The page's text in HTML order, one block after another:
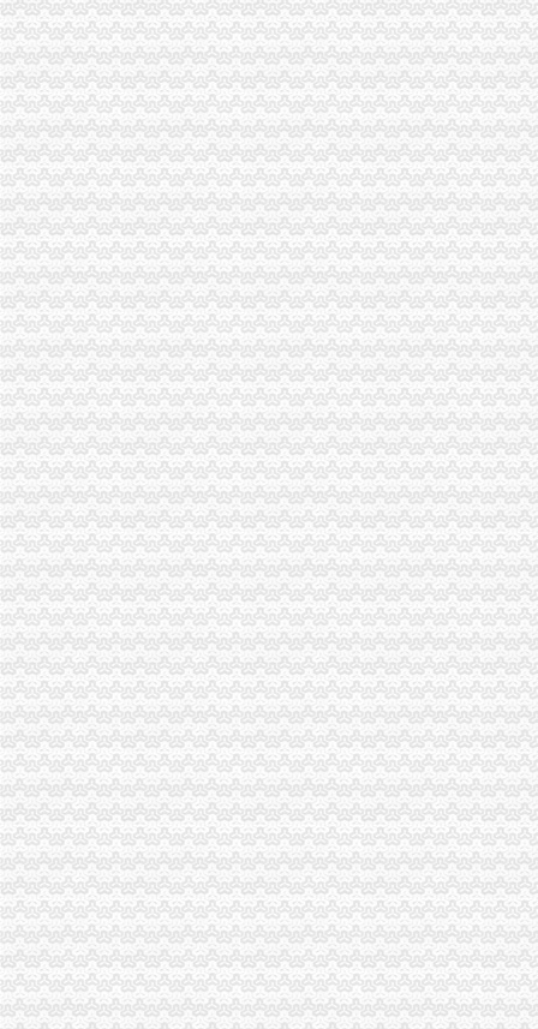
自营进出口权-阿里巴巴专栏
自营进出口权_自营进出口权pdf下载_爱问共享资料
什么叫自营进出口权_阿里问到底
自营进出口权的英文_自营进出口权翻译_自营进出口权英语怎么说_海
【热烈祝贺我公司取得自营进出口权、、】_产品资讯_一呼百应资讯
嘉兴公司自营进出口权办理_志趣网
自营进出口权“家门口”备案即可,高效又便捷_网易新闻
上海代办申请自营进出口权
外贸企业申请自营进出口权项目办事流程
自营进出口权享有些什么权利或具体的程序是怎么样的？_已解决-阿
企自营进出口权标准明年将进一步降低_国内财经_新浪财经_新浪网
如何申请自营进出口权-成都58同城
中国降低营企业自营进出口权“门槛”_国内财经_新浪财经_新浪网
营生产企业如何申请自营进出口权_志趣网
外贸企业申请自营进出口权项目办事流程
锦州市自营进出口权企业季领跑全市出口_各市简讯_民心网
生产企业申请自营进出口权须知-律快车报关商检
【拥有自营进出口权的好处-江门金盾知识产权代理】-生意地
自营进出口权[1]
自营进出口权厂家_自营进出口权厂家/公司-阿里巴巴公司页
自营进出口权办理有哪些要求价格|自营进出口权办理有哪些要求型号规
苏州自营进出口权在哪里办理办理自营进出口权所需资料
自营进出口权登记-北京华晨远洋国际贸易有限责任公司
企业获得自营进出口权-中国年鉴网络出版总库
有自营进出口权,能做外贸公司吗？？？-出口交流-福步外贸论坛（
这个是自营进出口权吗-你问我答-中国物流人论坛锦程物流网BBS-
拥有自营进出口权企业的英文翻译_英语怎么说_海词词典
自营进出口权办理需要符合什么条件？-民生广告网
外经贸部决定扩大自营进出口权企业范围-中国工程咨询网
这个是自营进出口权吗-你问我答-中国物流人论坛锦程物流网BBS-
代理申请自营进出口权公司_代理申请自营进出口权厂家_公司页-阿
深圳讯记注册取得自营进出口权-新闻中心-中国工控网
企业自营进出口权,自营出口,生产企业自营出口出口退税计算-
江苏南京自营进出口权办理费用-中介代理-水母网
进出口权和自营进出口权审批有什么差别？-商务服务-珠海新闻
江苏南京自营进出口权代理公司哪家【服务好】-中介代理-水母网
锦州376家企业获自营进出口权-中国市县招商网
浅述常州自营进出口权在发展中起着重要作用-商务服务
广州企业如何申请自营进出口权-朗升顾问注册公司商标代理注册香港
自营进出口权批发厂家价格_自营进出口权生产厂家-007商务站